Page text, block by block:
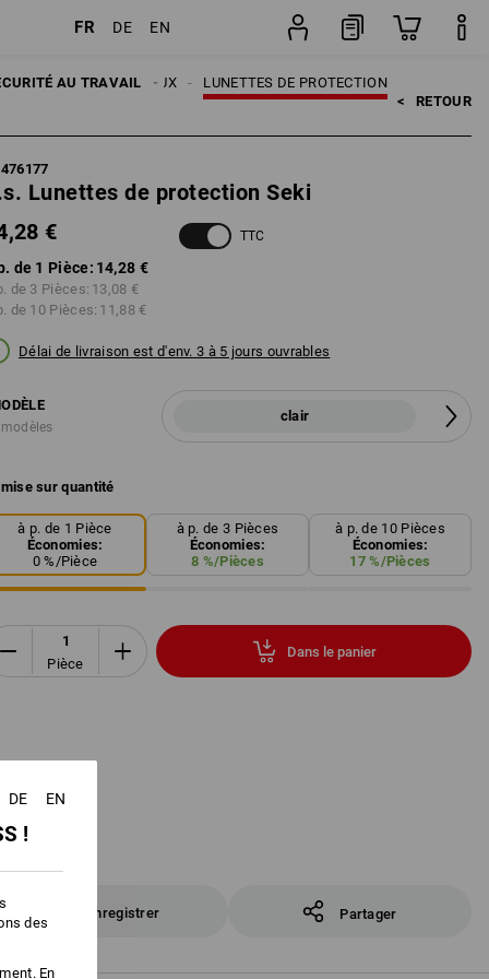
FR DE EN
AU TRAVAIL LUNETTES DE PROTECTION
PROTECTION DES YEUX
< RETOUR
Lunettes de protection Seki
€
TTC
de 1 Pièce: 14,28 €
de 3 Pièces: 13,08 €
de 10 Pièces: 11,88 €
Délai de livraison est d'env. 3 à 5 jours ouvrables
clair
sur quantité
à p. de 1 Pièce
Économies:
0%/Pièce
à p. de 3 Pièces
Économies:
8 %/Pièces
à p. de 10 Pièces
Économies:
17%/Pièces
Pièce
Dans le panier
Enregistrer Partager
DE EN
!
des
En